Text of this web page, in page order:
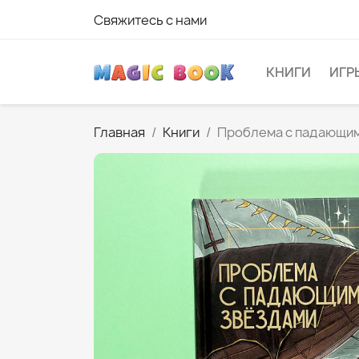
Свяжитесь с нами
КНИГИ
Главная Книги Проблема с